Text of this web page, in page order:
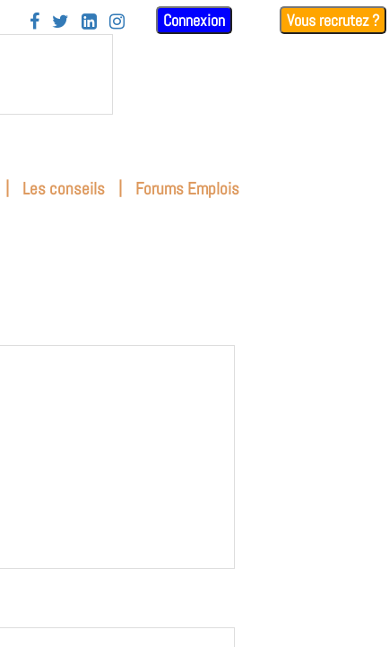
    Connexion Vous recrutez ?
| Les conseils | Forums Emplois